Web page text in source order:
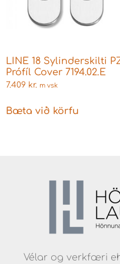
LINE 18 Sylinderskilti
Prófíl Cover 7194.02.E
7.409 kr. m vsk
Bæta við körfu
Vélar og verkfæri